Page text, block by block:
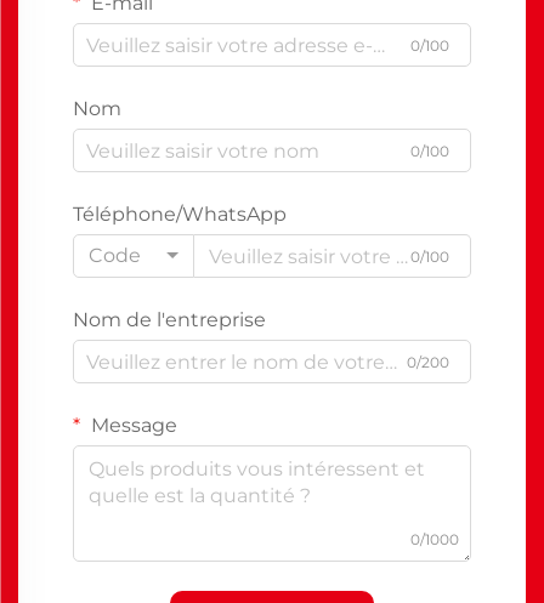
0/100
Nom
0/100
Téléphone/WhatsApp
Code
0/100
Nom de l'entreprise
0/200
Message
0/1000